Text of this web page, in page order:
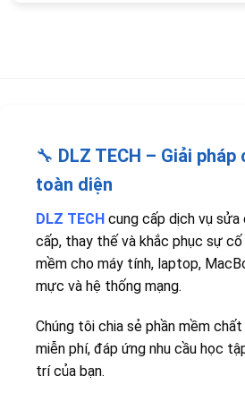
🔧 DLZ TECH – Giải pháp
toàn diện
DLZ TECH cung cấp dịch vụ sửa
cấp, thay thế và khắc phục sự cố
mềm cho máy tính, laptop,
mực và hệ thống mạng.
Chúng tôi chia sẻ phần mềm
miễn phí, đáp ứng nhu cầu học
trí của bạn.